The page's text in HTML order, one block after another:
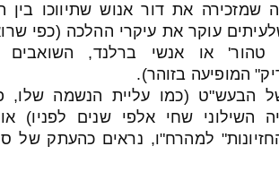
את דור אנוש שתיווכו בין
עוקר את עיקרי ההלכה (כפי
טהור' או אנשי ברלנד, השואבים
המופיעה בזוהר).
הבעש"ט (כמו עליית הנשמה שלו,
השילוני שחי אלפי שנים לפניו) או
למהרח"ו, נראים כהעתק של